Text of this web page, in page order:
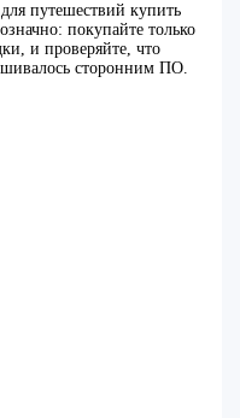
путешествий купить
покупайте только
и проверяйте, что
сторонним ПО.